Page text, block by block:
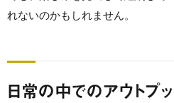
れないのかもしれません。
日常の中でのアウトプ